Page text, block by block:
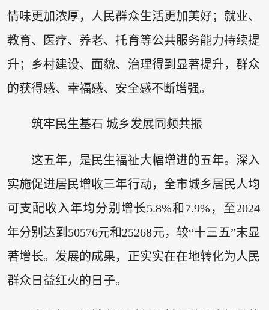
情味更加浓厚，人民群众生活更加美好；就业、
教育、医疗、养老、托育等公共服务能力持续提
升；乡村建设、面貌、治理得到显著提升，群众
的获得感、幸福感、安全感不断增强。
筑牢民生基石 城乡发展同频共振
这五年，是民生福祉大幅增进的五年。深入
实施促进居民增收三年行动，全市城乡居民人均
可支配收入年均分别增长5.8%和7.9%，至2024
年分别达到50576元和25268元，较“十三五”末显
著增长。发展的成果，正实实在在地转化为人民
群众日益红火的日子。